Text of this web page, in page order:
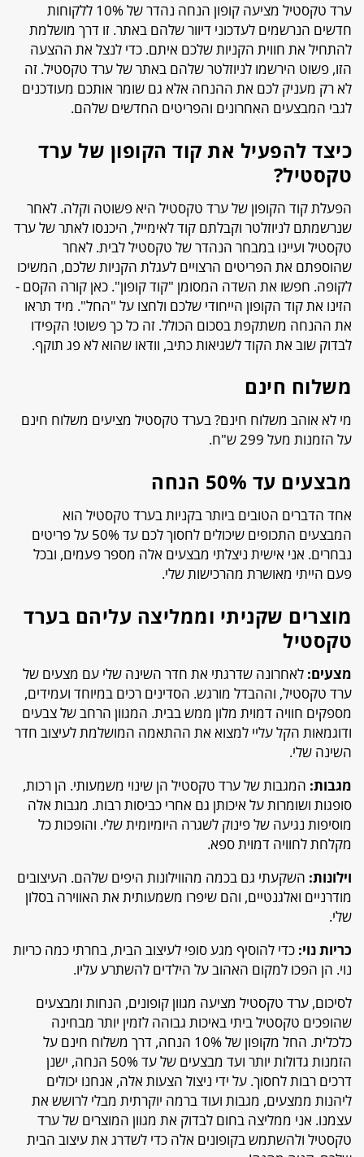
ערד טקסטיל מציעה קופון הנחה נהדר של 10% ללקוחות
חדשים הנרשמים לעדכוני דיוור שלהם באתר. זו דרך מושלמת
להתחיל את חווית הקניות שלכם איתם. כדי לנצל את ההצעה
הזו, פשוט הירשמו לניוזלטר שלהם באתר של ערד טקסטיל. זה
לא רק מעניק לכם את ההנחה אלא גם שומר אותכם מעודכנים
לגבי המבצעים האחרונים והפריטים החדשים שלהם.
כיצד להפעיל את קוד הקופון של ערד
טקסטיל?
הפעלת קוד הקופון של ערד טקסטיל היא פשוטה וקלה. לאחר
שנרשמתם לניוזלטר וקבלתם קוד לאימייל, היכנסו לאתר של ערד
טקסטיל ועיינו במבחר הנהדר של טקסטיל לבית. לאחר
שהוספתם את הפריטים הרצויים לעגלת הקניות שלכם, המשיכו
לקופה. חפשו את השדה המסומן "קוד קופון". כאן קורה הקסם -
הזינו את קוד הקופון הייחודי שלכם ולחצו על "החל". מיד תראו
את ההנחה משתקפת בסכום הכולל. זה כל כך פשוט! הקפידו
לבדוק שוב את הקוד לשגיאות כתיב, וודאו שהוא לא פג תוקף.
משלוח חינם
מי לא אוהב משלוח חינם? בערד טקסטיל מציעים משלוח חינם
על הזמנות מעל 299 ש"ח.
מבצעים עד 50% הנחה
אחד הדברים הטובים ביותר בקניות בערד טקסטיל הוא
המבצעים התכופים שיכולים לחסוך לכם עד 50% על פריטים
נבחרים. אני אישית ניצלתי מבצעים אלה מספר פעמים, ובכל
פעם הייתי מאושרת מהרכישות שלי.
מוצרים שקניתי וממליצה עליהם בערד
טקסטיל
מצעים: לאחרונה שדרגתי את חדר השינה שלי עם מצעים של
ערד טקסטיל, וההבדל מורגש. הסדינים רכים במיוחד ועמידים,
מספקים חוויה דמוית מלון ממש בבית. המגוון הרחב של צבעים
ודוגמאות הקל עליי למצוא את ההתאמה המושלמת לעיצוב חדר
השינה שלי.
מגבות: המגבות של ערד טקסטיל הן שינוי משמעותי. הן רכות,
סופגות ושומרות על איכותן גם אחרי כביסות רבות. מגבות אלה
מוסיפות נגיעה של פינוק לשגרה היומיומית שלי. והופכות כל
מקלחת לחוויה דמוית ספא.
וילונות: השקעתי גם בכמה מהווילונות היפים שלהם. העיצובים
מודרניים ואלגנטיים, והם שיפרו משמעותית את האווירה בסלון
שלי.
כריות נוי: כדי להוסיף מגע סופי לעיצוב הבית, בחרתי כמה כריות
נוי. הן הפכו למקום האהוב על הילדים להשתרע עליו.
לסיכום, ערד טקסטיל מציעה מגוון קופונים, הנחות ומבצעים
שהופכים טקסטיל ביתי באיכות גבוהה לזמין יותר מבחינה
כלכלית. החל מקופון של 10% הנחה, דרך משלוח חינם על
הזמנות גדולות יותר ועד מבצעים של עד 50% הנחה, ישנן
דרכים רבות לחסוך. על ידי ניצול הצעות אלה, אנחנו יכולים
ליהנות ממצעים, מגבות ועוד ברמה יוקרתית מבלי לרושש את
עצמנו. אני ממליצה בחום לבדוק את מגוון המוצרים של ערד
טקסטיל ולהשתמש בקופונים אלה כדי לשדרג את עיצוב הבית